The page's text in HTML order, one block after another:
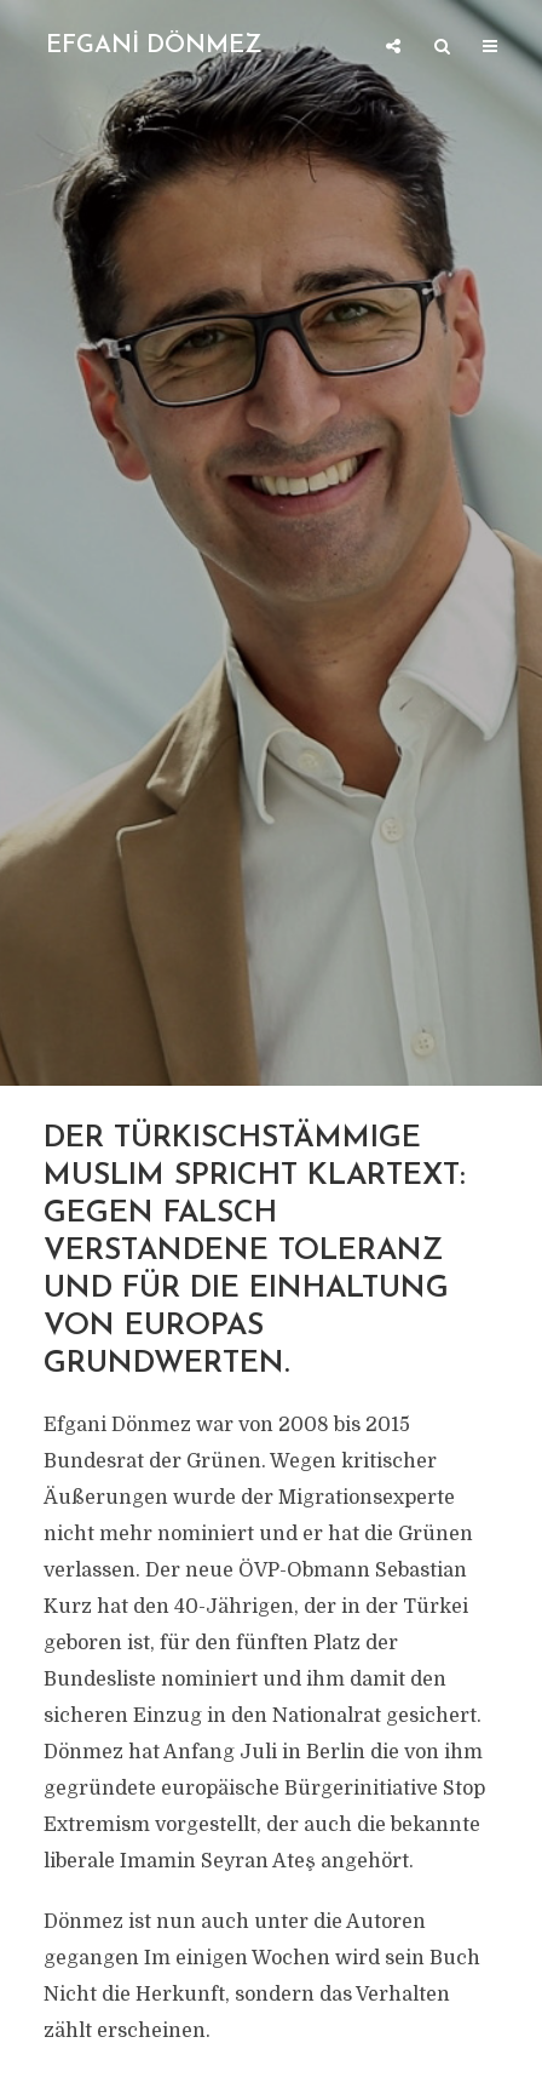
EFGANİ DÖNMEZ
DER TÜRKISCHSTÄMMIGE
MUSLIM SPRICHT KLARTEXT:
GEGEN FALSCH
VERSTANDENE TOLERANZ
UND FÜR DIE EINHALTUNG
VON EUROPAS
GRUNDWERTEN.
Efgani Dönmez war von 2008 bis 2015
Bundesrat der Grünen. Wegen kritischer
Äußerungen wurde der Migrationsexperte
nicht mehr nominiert und er hat die Grünen
verlassen. Der neue ÖVP-Obmann Sebastian
Kurz hat den 40-Jährigen, der in der Türkei
geboren ist, für den fünften Platz der
Bundesliste nominiert und ihm damit den
sicheren Einzug in den Nationalrat gesichert.
Dönmez hat Anfang Juli in Berlin die von ihm
gegründete europäische Bürgerinitiative Stop
Extremism vorgestellt, der auch die bekannte
liberale Imamin Seyran Ateş angehört.
Dönmez ist nun auch unter die Autoren
gegangen Im einigen Wochen wird sein Buch
Nicht die Herkunft, sondern das Verhalten
zählt erscheinen.